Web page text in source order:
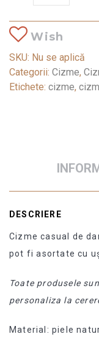
Wish
SKU: Nu se aplică
Categorii: Cizme,
Etichete: cizme,
DESCRIERE
Cizme casual de
pot fi asortate cu
Toate produsele
personaliza la
Material: piele